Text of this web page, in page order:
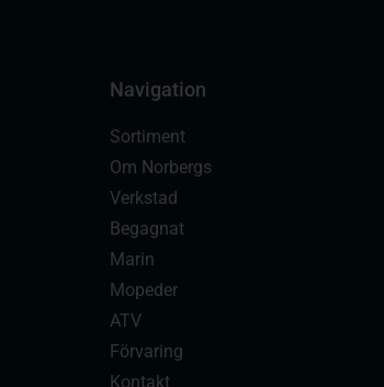
Navigation
Sortiment
Om Norbergs
Verkstad
Begagnat
Marin
Mopeder
ATV
Förvaring
Kontakt